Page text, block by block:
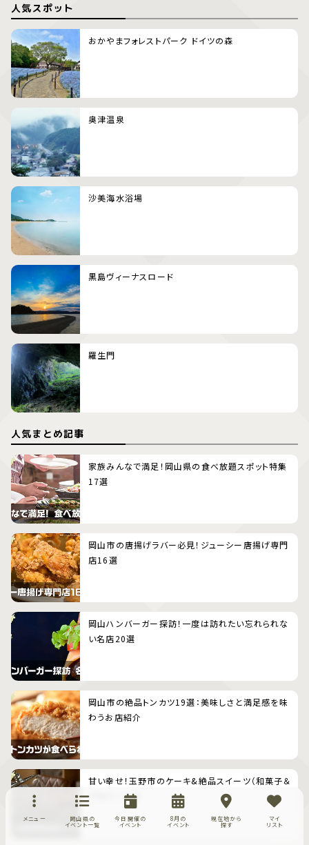
人気スポット
おかやまフォレストパーク ドイツの森
奥津温泉
沙美海水浴場
黒島ヴィーナスロード
羅生門
人気まとめ記事
家族みんなで満足！岡山県の食べ放題スポット特集
17選
岡山市の唐揚げラバー必見！ジューシー唐揚げ専門
店16選
岡山ハンバーガー探訪！一度は訪れたい忘れられな
い名店20選
岡山市の絶品トンカツ19選：美味しさと満足感を味
わうお店紹介
甘い幸せ！玉野市のケーキ&絶品スイーツ（和菓子＆
洋菓子）11選
メニュー
岡山県の
イベント一覧
今日開催の
イベント
8月の
イベント
現在地から
探す
マイ
リスト